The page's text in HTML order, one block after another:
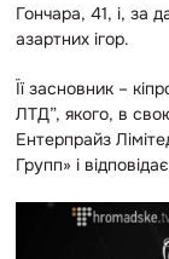
Гончара, 41, і, за
азартних ігор.
Її засновник –
ЛТД”, якого, в
Ентерпрайз
Групп» і